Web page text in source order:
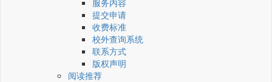
服务内容
提交申请
收费标准
校外查询系统
联系方式
版权声明
阅读推荐